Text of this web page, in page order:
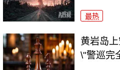
最热
黄岩岛
\"警巡完